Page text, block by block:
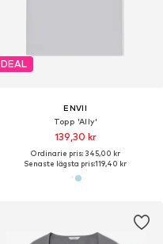
DEAL
ENVII
Topp 'Ally'
139,30 kr
Ordinarie pris: 345,00 kr
Senaste lägsta pris:119,40 kr